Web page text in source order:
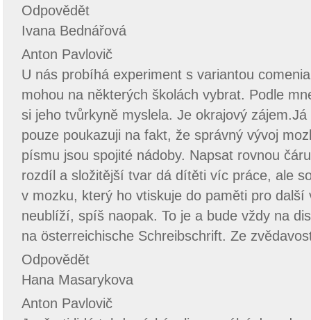
Odpovědět
Ivana Bednářová
Anton Pavlovič
U nás probíhá experiment s variantou
mohou na některých školách vybrat. Podle
si jeho tvůrkyně myslela. Je okrajový
pouze poukazuji na fakt, že správný vývoj
písmu jsou spojité nádoby. Napsat rovnou
rozdíl a složitější tvar dá dítěti víc práce, ale
v mozku, který ho vtiskuje do paměti pro další
neublíží, spíš naopak. To je a bude vždy na
na österreichische Schreibschrift. Ze
Odpovědět
Hana Masarykova
Anton Pavlovič